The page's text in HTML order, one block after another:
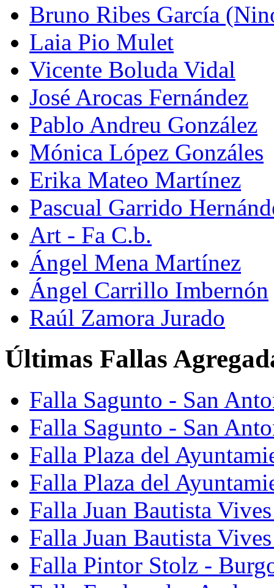
Bruno Ribes García
Laia Pio Mulet
Vicente Boluda Vidal
José Arocas Fernández
Pablo Andreu González
Mónica López Gonzáles
Erika Mateo Martínez
Pascual Garrido
Art - Fa C.b.
Ángel Mena Martínez
Ángel Carrillo Imbernón
Raúl Zamora Jurado
Últimas Fallas
Falla Sagunto - San
Falla Sagunto - San
Falla Plaza del
Falla Plaza del
Falla Juan Bautista
Falla Juan Bautista
Falla Pintor Stolz -